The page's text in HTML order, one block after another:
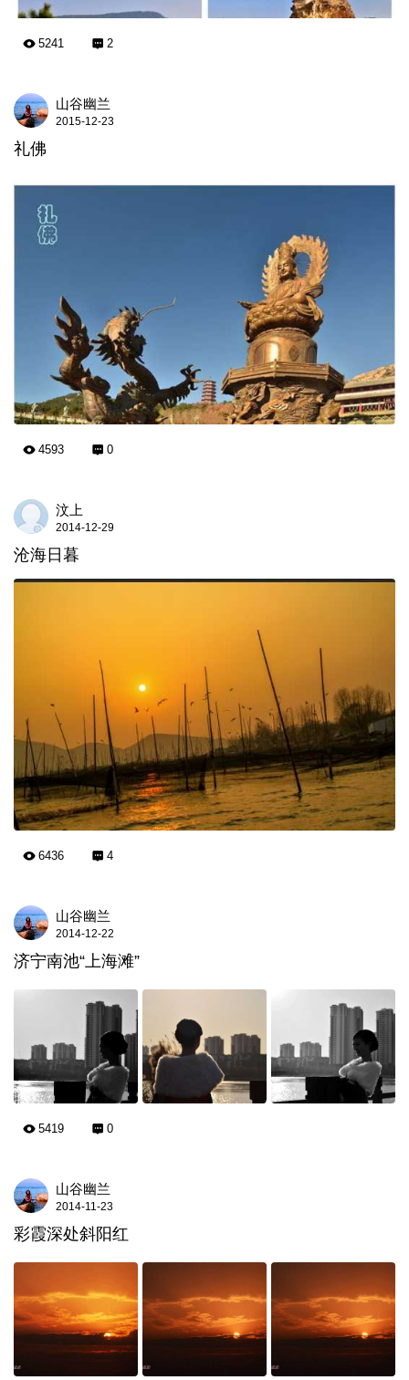
5241 2
山谷幽兰
2015-12-23
礼佛
4593 0
汶上
2014-12-29
沧海日暮
6436 4
山谷幽兰
2014-12-22
济宁南池“上海滩”
5419 0
山谷幽兰
2014-11-23
彩霞深处斜阳红